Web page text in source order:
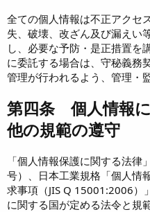
全ての個人情報は不正アクセ
失、破壊、改ざん及び漏えい
し、必要な予防・是正措置を
に委託する場合は、守秘義務
管理が行われるよう、管理・
第四条 個人情報
他の規範の遵守
「個人情報保護に関する法
号）、日本工業規格「個人情
求事項（JIS Q 15001:2006）
に関する国が定める法令と規